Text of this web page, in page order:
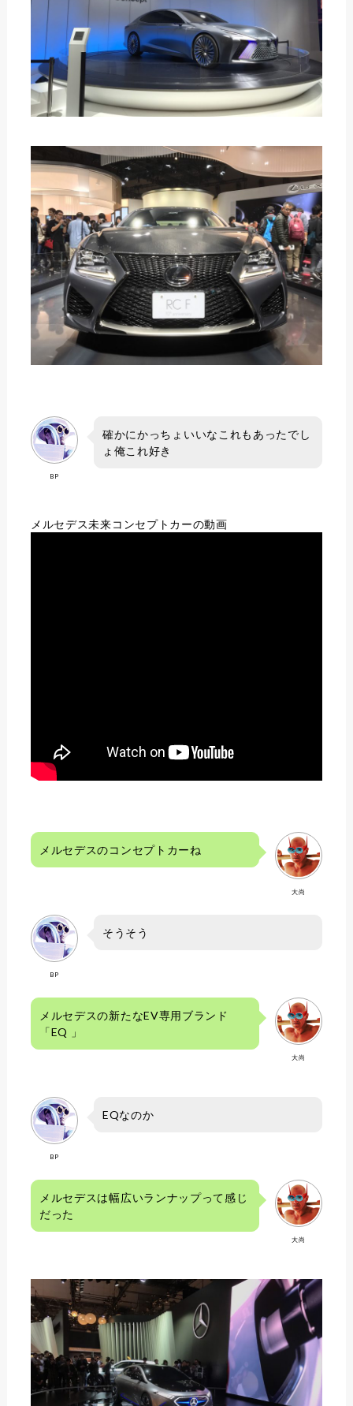
BP
確かにかっちょいいなこれもあったでし
ょ俺これ好き
メルセデス未来コンセプトカーの動画
大尚
メルセデスのコンセプトカーね
BP
そうそう
大尚
メルセデスの新たなEV専用ブランド
「EQ 」
BP
EQなのか
大尚
メルセデスは幅広いランナップって感じ
だった